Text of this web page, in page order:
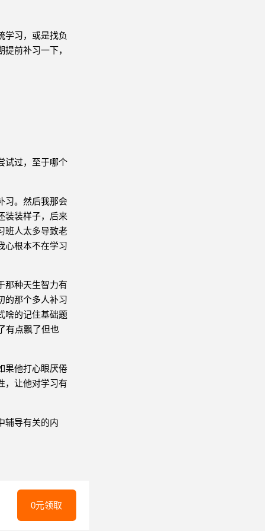
学习，或是找负
前补习一下，
试过，至于哪个
习。然后我那会
装装样子，后来
班人太多导致老
心根本不在学习
那种天生智力有
的那个多人补习
啥的记住基础题
有点飘了但也
果他打心眼厌倦
，让他对学习有
辅导有关的内
0元领取